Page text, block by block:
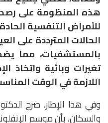
هذه المنظومة على
للأمراض التنفسية
الحالات المترددة على
بالمستشفيات، مما
تغيرات وبائية واتخاذ
اللازمة في الوقت
وفي هذا الإطار، صرح
والسكان، بأن موسم